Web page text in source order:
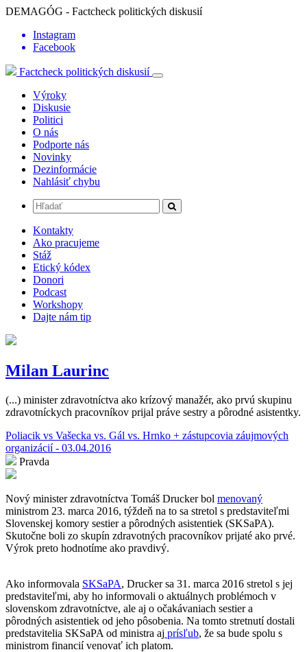
DEMAGÓG - Factcheck politických diskusií
Instagram
Facebook
Factcheck politických diskusií
Výroky
Diskusie
Politici
O nás
Podporte nás
Novinky
Dezinformácie
Nahlásiť chybu
Kontakty
Ako pracujeme
Stáž
Etický kódex
Donori
Podcast
Workshopy
Dajte nám tip
Milan Laurinc
(...) minister zdravotníctva ako krízový manažér, ako prvú skupinu
zdravotníckych pracovníkov prijal práve sestry a pôrodné asistentky.
Poliacik vs Vašecka vs. Gál vs. Hrnko + zástupcovia záujmových
organizácií - 03.04.2016
Pravda
Nový minister zdravotníctva Tomáš Drucker bol menovaný
ministrom 23. marca 2016, týždeň na to sa stretol s predstaviteľmi
Slovenskej komory sestier a pôrodných asistentiek (SKSaPA).
Skutočne boli zo skupín zdravotných pracovníkov prijaté ako prvé.
Výrok preto hodnotíme ako pravdivý.
Ako informovala SKSaPA, Drucker sa 31. marca 2016 stretol s jej
predstaviteľmi, aby ho informovali o aktuálnych problémoch v
slovenskom zdravotníctve, ale aj o očakávaniach sestier a
pôrodných asistentiek od jeho pôsobenia. Na tomto stretnutí dostali
predstavitelia SKSaPA od ministra aj prísľub, že sa bude spolu s
ministrom financií venovať ich platom.